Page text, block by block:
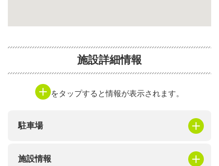
施設詳細情報
をタップすると情報が表示されます。
駐車場
施設情報